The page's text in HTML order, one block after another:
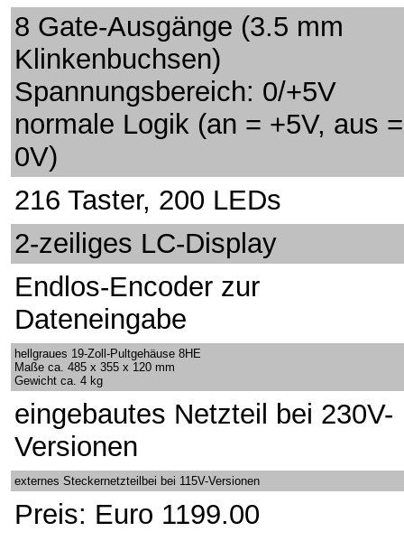
8 Gate-Ausgänge (3.5 mm
Klinkenbuchsen)
Spannungsbereich: 0/+5V
normale Logik (an = +5V, aus =
0V)
216 Taster, 200 LEDs
2-zeiliges LC-Display
Endlos-Encoder zur
Dateneingabe
hellgraues 19-Zoll-Pultgehäuse 8HE
Maße ca. 485 x 355 x 120 mm
Gewicht ca. 4 kg
eingebautes Netzteil bei 230V-
Versionen
externes Steckernetzteilbei bei 115V-Versionen
Preis: Euro 1199.00